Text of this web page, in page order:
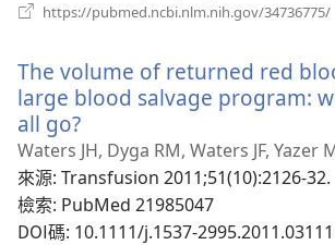
https://pubmed.ncbi.nlm.nih.gov/34736775/
The volume of returned red
large blood salvage program:
all go?
啟
新
視
窗）
Waters JH, Dyga RM, Waters JF, Yazer
來源‎: Transfusion 2011;51(10):2126-32.
檢索‎: PubMed 21985047
DOI碼‎: 10.1111/j.1537-